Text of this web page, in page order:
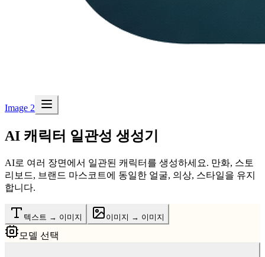
Image 2
AI 캐릭터 일관성 생성기
AI로 여러 장면에서 일관된 캐릭터를 생성하세요. 만화, 스토
리보드, 브랜드 마스코트에 동일한 얼굴, 의상, 스타일을 유지
합니다.
텍스트 → 이미지 이미지 → 이미지
모델 선택